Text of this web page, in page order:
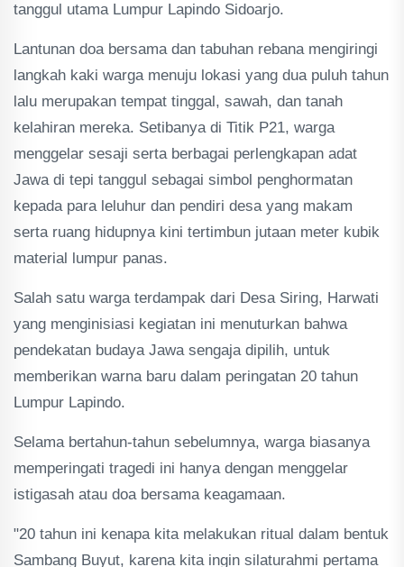
tanggul utama Lumpur Lapindo Sidoarjo.
Lantunan doa bersama dan tabuhan rebana mengiringi
langkah kaki warga menuju lokasi yang dua puluh tahun
lalu merupakan tempat tinggal, sawah, dan tanah
kelahiran mereka. Setibanya di Titik P21, warga
menggelar sesaji serta berbagai perlengkapan adat
Jawa di tepi tanggul sebagai simbol penghormatan
kepada para leluhur dan pendiri desa yang makam
serta ruang hidupnya kini tertimbun jutaan meter kubik
material lumpur panas.
Salah satu warga terdampak dari Desa Siring, Harwati
yang menginisiasi kegiatan ini menuturkan bahwa
pendekatan budaya Jawa sengaja dipilih, untuk
memberikan warna baru dalam peringatan 20 tahun
Lumpur Lapindo.
Selama bertahun-tahun sebelumnya, warga biasanya
memperingati tragedi ini hanya dengan menggelar
istigasah atau doa bersama keagamaan.
"20 tahun ini kenapa kita melakukan ritual dalam bentuk
Sambang Buyut, karena kita ingin silaturahmi pertama